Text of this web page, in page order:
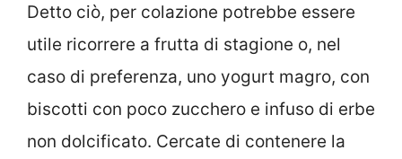
Detto ciò, per colazione potrebbe essere
utile ricorrere a frutta di stagione o, nel
caso di preferenza, uno yogurt magro, con
biscotti con poco zucchero e infuso di erbe
non dolcificato. Cercate di contenere la